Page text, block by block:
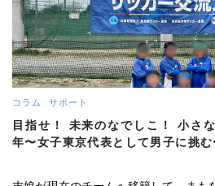
コラム サポート
目指せ！ 未来のなでしこ！ 小さ
年〜女子東京代表として男子に挑む